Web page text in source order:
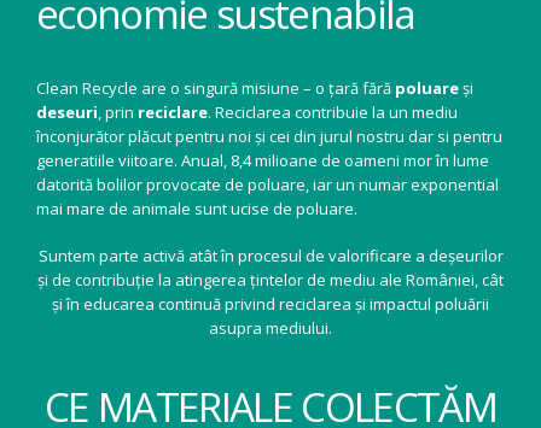
economie sustenabila
Clean Recycle are o singură misiune – o țară fără poluareși
deseuri, prin reciclare. Reciclarea contribuie la un mediu
înconjurător plăcut pentru noi și cei din jurul nostru dar si pentru
generatiile viitoare. Anual, 8,4 milioane de oameni mor în lume
datorită bolilor provocate de poluare, iar un numar exponential
mai mare de animale sunt ucise de poluare.
Suntem parte activă atât în procesul de valorificare a deșeurilor
și de contribuție la atingerea țintelor de mediu ale României, cât
și în educarea continuă privind reciclarea și impactul poluării
asupra mediului.
CE MATERIALE COLECTĂM